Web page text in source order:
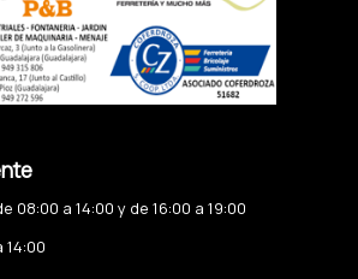
08:00 a 14:00 y de 16:00 a 19:00